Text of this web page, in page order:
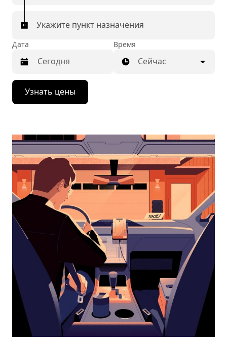
Укажите пункт назначения
Дата
Нажмите
стрелку
вниз,
календарю
выбрать
дату.
Чтобы
закрыть
календарь,
нажмите
Esc.
Время
Сейчас
Узнать цены